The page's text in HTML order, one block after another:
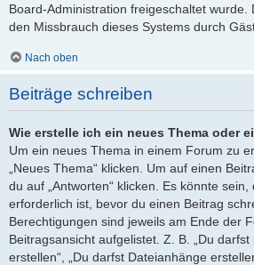
Board-Administration freigeschaltet wurde.
den Missbrauch dieses Systems durch
Nach oben
Beiträge schreiben
Wie erstelle ich ein neues Thema oder
Um ein neues Thema in einem Forum zu
„Neues Thema“ klicken. Um auf einen
du auf „Antworten“ klicken. Es könnte
erforderlich ist, bevor du einen Beitrag
Berechtigungen sind jeweils am Ende der
Beitragsansicht aufgelistet. Z. B. „Du
erstellen“, „Du darfst Dateianhänge